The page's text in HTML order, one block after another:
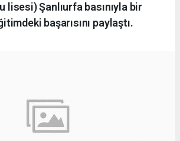
lisesi) Şanlıurfa basınıyla bir
başarısını paylaştı.